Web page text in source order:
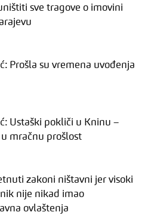
sve tragove o imovini
Prošla su vremena uvođenja
Ustaški pokliči u Kninu –
mračnu prošlost
zakoni ništavni jer visoki
nije nikad imao
ovlaštenja